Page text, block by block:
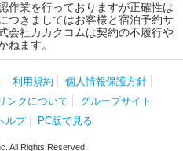
作業を行っておりますが正確性は
つきましてはお客様と宿泊予約サ
会社カカクコムは契約の不履行や
ねます。
利用規約
個人情報保護方針
リンクについて
グループサイト
ルプ PC版で見る
All Rights Reserved.